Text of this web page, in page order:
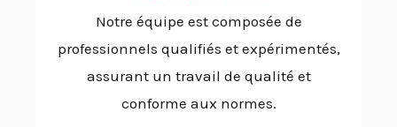
Notre équipe est composée de
professionnels qualifiés et expérimentés,
assurant un travail de qualité et
conforme aux normes.